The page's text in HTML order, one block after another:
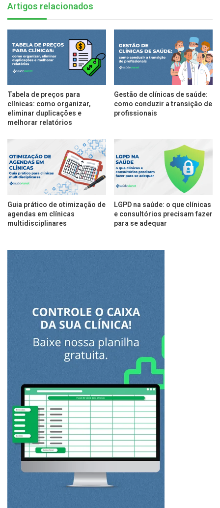
Artigos relacionados
Tabela de preços para
clínicas: como organizar,
eliminar duplicações e
melhorar relatórios
Gestão de clínicas de saúde:
como conduzir a transição de
profissionais
Guia prático de otimização de
agendas em clínicas
multidisciplinares
LGPD na saúde: o que clínicas
e consultórios precisam fazer
para se adequar